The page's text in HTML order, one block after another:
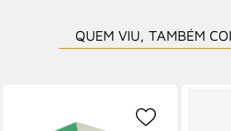
QUEM VIU, TAMBÉM